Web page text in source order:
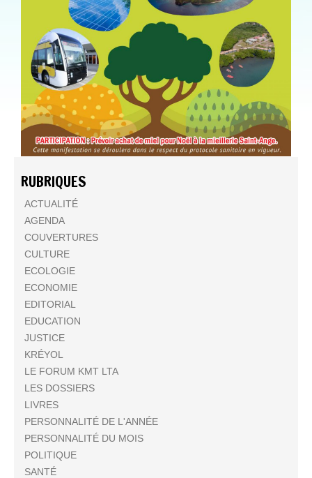
RUBRIQUES
ACTUALITÉ
AGENDA
COUVERTURES
CULTURE
ECOLOGIE
ECONOMIE
EDITORIAL
EDUCATION
JUSTICE
KRÉYOL
LE FORUM KMT LTA
LES DOSSIERS
LIVRES
PERSONNALITÉ DE L'ANNÉE
PERSONNALITÉ DU MOIS
POLITIQUE
SANTÉ